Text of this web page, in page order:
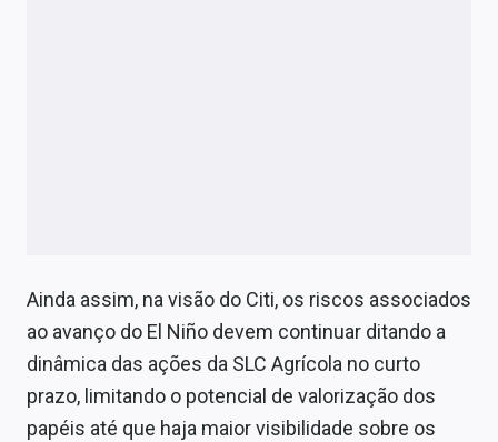
Ainda assim, na visão do Citi, os riscos associados
ao avanço do El Niño devem continuar ditando a
dinâmica das ações da SLC Agrícola no curto
prazo, limitando o potencial de valorização dos
papéis até que haja maior visibilidade sobre os